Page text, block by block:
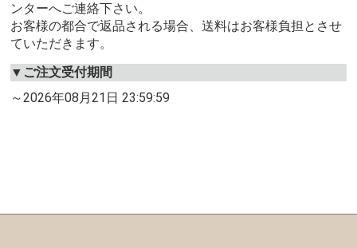
ンターへご連絡下さい。
お客様の都合で返品される場合、送料はお客様負担とさせ
ていただきます。
▼ご注文受付期間
～2026年08月21日 23:59:59